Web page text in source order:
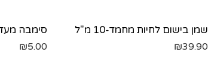
שמן בישום לחיות מחמד-10 מ"ל
₪39.90
₪5.00